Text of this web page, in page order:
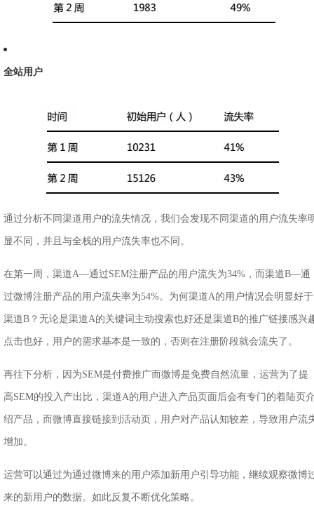
全站用户
通过分析不同渠道用户的流失情况，我们会发现不同渠道的用户流失率
显不同，并且与全栈的用户流失率也不同。
在第一周，渠道A—通过SEM注册产品的用户流失为34%，而渠道B—通
过微博注册产品的用户流失率为54%。为何渠道A的用户情况会明显好于
渠道B？无论是渠道A的关键词主动搜索也好还是渠道B的推广链接感兴
点击也好，用户的需求基本是一致的，否则在注册阶段就会流失了。
再往下分析，因为SEM是付费推广而微博是免费自然流量，运营为了提
高SEM的投入产出比，渠道A的用户进入产品页面后会有专门的着陆页
绍产品，而微博直接链接到活动页，用户对产品认知较差，导致用户流
增加。
运营可以通过为通过微博来的用户添加新用户引导功能，继续观察微博
来的新用户的数据。如此反复不断优化策略。